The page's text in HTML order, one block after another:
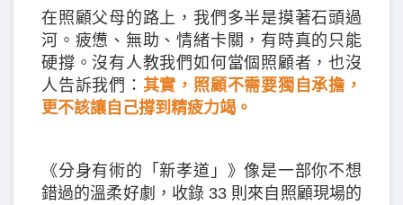
在照顧父母的路上，我們多半是摸著石頭過
河。疲憊、無助、情緒卡關，有時真的只能
硬撐。沒有人教我們如何當個照顧者，也沒
人告訴我們： 其實，照顧不需要獨自承擔，
更不該讓自己撐到精疲力竭。
《分身有術的「新孝道」》像是一部你不想
錯過的溫柔好劇，收錄 33 則來自照顧現場的